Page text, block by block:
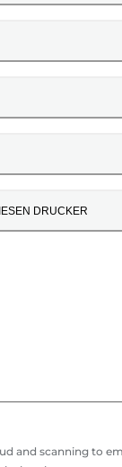
DRUCKER
and scanning to